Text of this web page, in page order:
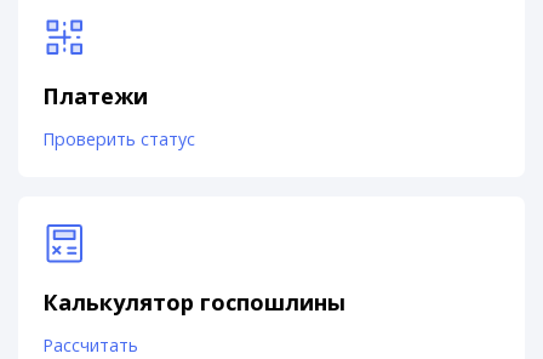
Платежи
Проверить статус
Калькулятор госпошлины
Рассчитать